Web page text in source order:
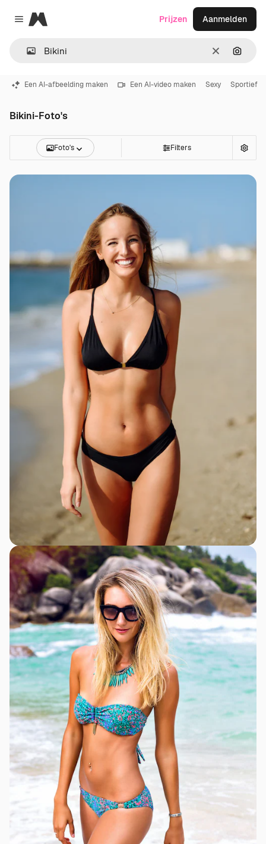
Close menu
Magnific
Wissen
Prijzen Aanmelden
Een AI-afbeelding maken Een AI-video maken Sexy Sportief
Bikini-Foto's
Foto's Filters